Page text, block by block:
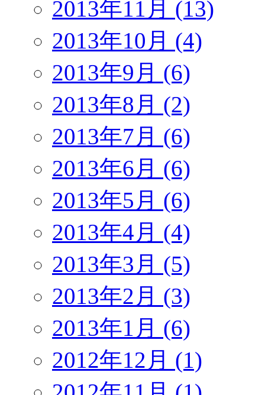
2013年11月 (13)
2013年10月 (4)
2013年9月 (6)
2013年8月 (2)
2013年7月 (6)
2013年6月 (6)
2013年5月 (6)
2013年4月 (4)
2013年3月 (5)
2013年2月 (3)
2013年1月 (6)
2012年12月 (1)